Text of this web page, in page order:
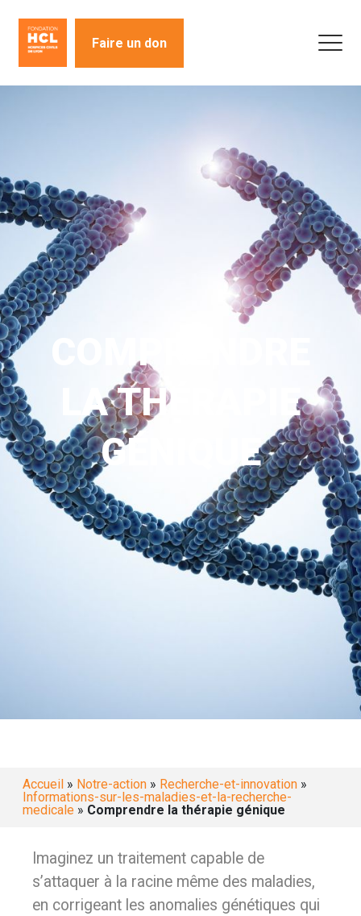
Faire un don
COMPRENDRE
LA THÉRAPIE
GÉNIQUE
Accueil » Notre-action » Recherche-et-innovation »
Informations-sur-les-maladies-et-la-recherche-
medicale » Comprendre la thérapie génique
Imaginez un traitement capable de
s’attaquer à la racine même des maladies,
en corrigeant les anomalies génétiques qui